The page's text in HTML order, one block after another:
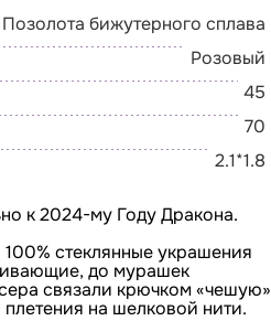
Позолота бижутерного сплава
Розовый
45
70
2.1*1.8
к 2024-му Году Дракона.
стеклянные украшения
до мурашек
связали крючком «чешую»
на шелковой нити.